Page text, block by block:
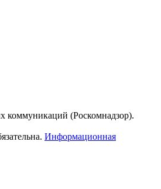
коммуникаций (Роскомнадзор).
Информационная